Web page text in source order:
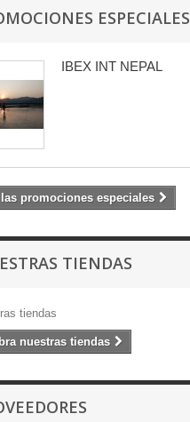
ESPECIALES
IBEX INT NEPAL
promociones especiales
TIENDAS
nuestras tiendas